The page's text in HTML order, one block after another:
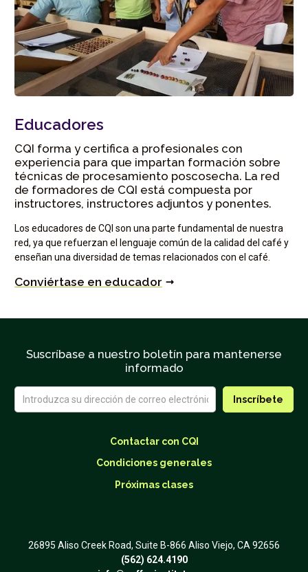
Educadores
CQI forma y certifica a profesionales con
experiencia para que impartan formación sobre
técnicas de procesamiento poscosecha. La red
de formadores de CQI está compuesta por
instructores, instructores adjuntos y ponentes.
Los educadores de CQI son una parte fundamental de nuestra
red, ya que refuerzan el lenguaje común de la calidad del café y
enseñan una diversidad de temas relacionados con el café.
Conviértase en educador
Suscríbase a nuestro boletín para mantenerse
informado
Contactar con CQI
Condiciones generales
Próximas clases
26895 Aliso Creek Road, Suite B-866 Aliso Viejo, CA 92656
(562) 624.4190